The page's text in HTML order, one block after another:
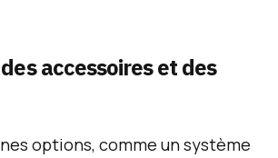
accessoires et des
options, comme un système